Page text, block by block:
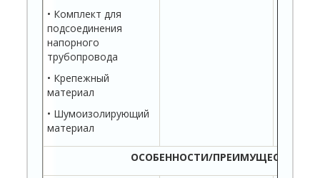
• Комплект для
подсоединения
напорного
трубопровода
• Крепежный
материал
• Шумоизолирующий
материал
ОСОБЕННОСТИ/ПРЕИМУЩЕСТВА